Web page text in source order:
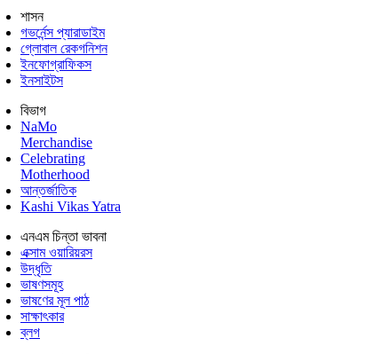
শাসন
গভর্নেন্স প্যারাডাইম
গ্লোবাল রেকগনিশন
ইনফোগ্রাফিকস
ইনসাইটস
বিভাগ
NaMo
Merchandise
Celebrating
Motherhood
আন্তর্জাতিক
Kashi Vikas Yatra
এনএম চিন্তা ভাবনা
এক্সাম ওয়ারিয়রস
উদ্ধৃতি
ভাষণসমূহ
ভাষণের মূল পাঠ
সাক্ষাৎকার
ব্লগ